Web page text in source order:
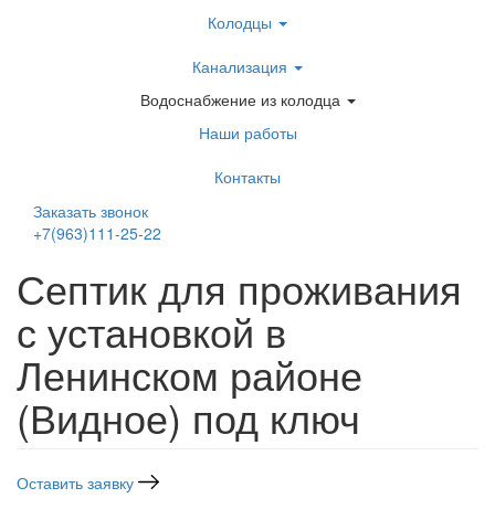
Колодцы
Канализация
Водоснабжение из колодца
Наши работы
Контакты
Заказать звонок
+7(963)111-25-22
Септик для проживания
с установкой в
Ленинском районе
(Видное) под ключ
Оставить заявку